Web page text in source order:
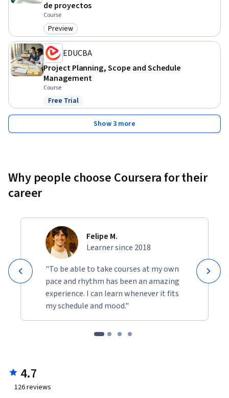
de proyectos
Course
Category: Preview
Preview
EDUCBA
Project Planning, Scope and Schedule
Management
Course
Status: Free Trial
Free Trial
Show 3 more
Why people choose Coursera for their
career
Felipe M.
Learner since 2018
"To be able to take courses at my own
pace and rhythm has been an amazing
experience. I can learn whenever it fits
my schedule and mood."
4.7
126reviews